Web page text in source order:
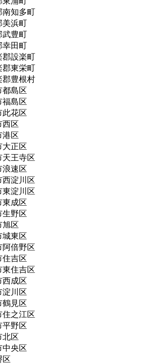
南知多町
美浜町
武豊町
幸田町
郡設楽町
郡東栄町
郡豊根村
都島区
福島区
此花区
西区
港区
大正区
天王寺区
浪速区
西淀川区
東淀川区
東成区
生野区
旭区
城東区
阿倍野区
住吉区
東住吉区
西成区
淀川区
鶴見区
住之江区
平野区
北区
中央区
区